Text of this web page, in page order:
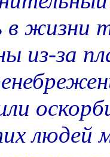
в жизни
из-за
людей